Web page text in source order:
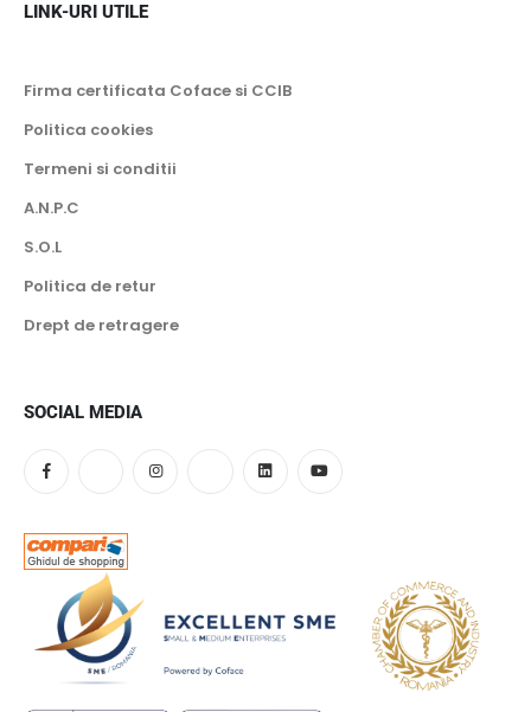
LINK-URI UTILE
Firma certificata Coface si CCIB
Politica cookies
Termeni si conditii
A.N.P.C
S.O.L
Politica de retur
Drept de retragere
SOCIAL MEDIA